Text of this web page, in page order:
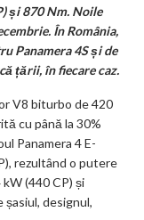
și 870 Nm. Noile
În România,
Panamera 4S și de
țării, în fiecare caz.
V8 biturbo de 420
cu până la 30%
Panamera 4 E-
rezultând o putere
(440 CP) și
designul,